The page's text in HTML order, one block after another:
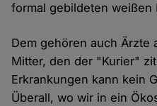
formal gebildeten weißen
Dem gehören auch Ärzte
Mitter, den der "Kurier"
Erkrankungen kann kein
Überall, wo wir in ein